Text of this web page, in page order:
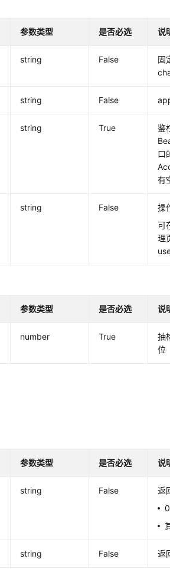
参数类型 是否必选 说
string False
固
string False
string True
鉴
口
有
string False
操
可
理
参数类型 是否必选 说
number True
抽
位
参数类型 是否必选 说
string False
返
string False 返